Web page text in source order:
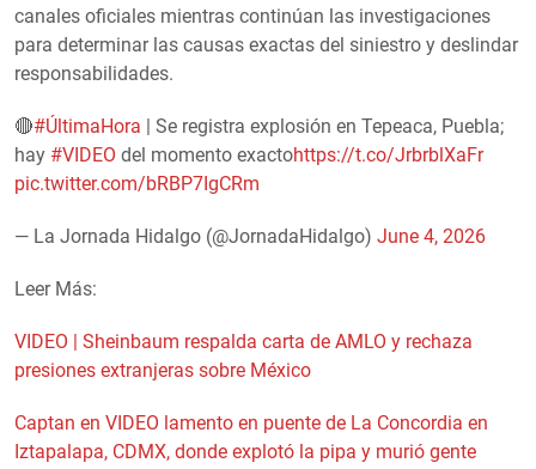
canales oficiales mientras continúan las investigaciones
para determinar las causas exactas del siniestro y deslindar
responsabilidades.
🔴#ÚltimaHora | Se registra explosión en Tepeaca, Puebla;
hay #VIDEO del momento exactohttps://t.co/JrbrblXaFr
pic.twitter.com/bRBP7IgCRm
— La Jornada Hidalgo (@JornadaHidalgo) June 4, 2026
Leer Más:
VIDEO | Sheinbaum respalda carta de AMLO y rechaza
presiones extranjeras sobre México
Captan en VIDEO lamento en puente de La Concordia en
Iztapalapa, CDMX, donde explotó la pipa y murió gente